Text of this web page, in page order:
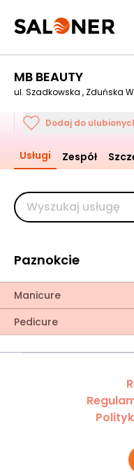
MB BEAUTY
ul. Szadkowska , Zduńska
Dodaj do
Usługi Zespół
Paznokcie
Manicure
Pedicure